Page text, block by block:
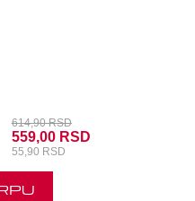
614,90 RSD
559,00 RSD
55,90 RSD